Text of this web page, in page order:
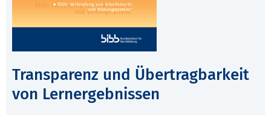
Transparenz und Übertragbarkeit
von Lernergebnissen